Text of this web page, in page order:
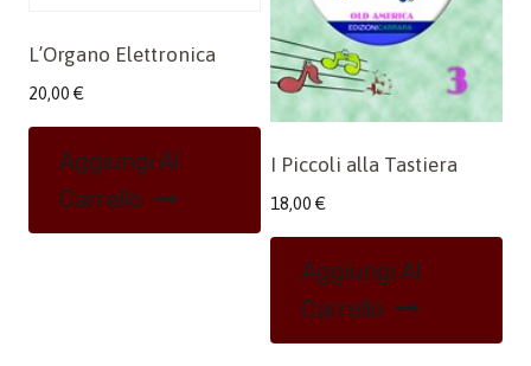
L’Organo Elettronica
20,00 €
Aggiungi Al
Carrello
I Piccoli alla Tastiera
18,00 €
Aggiungi Al
Carrello